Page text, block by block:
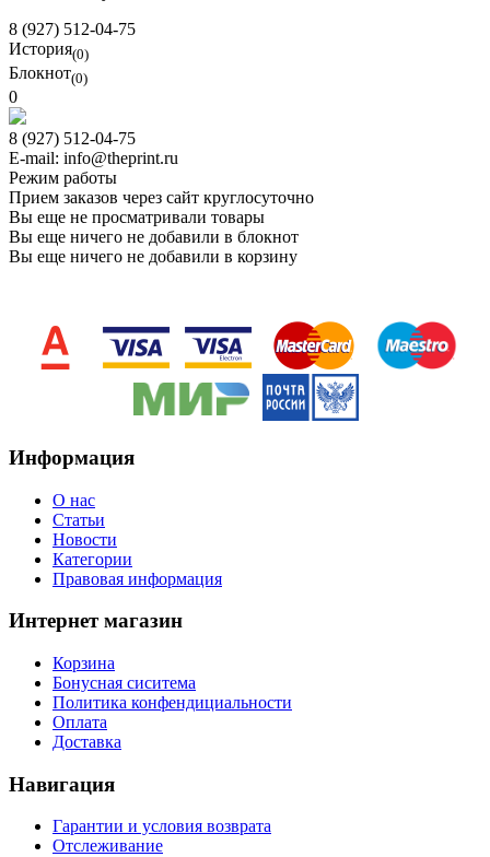
8 (927) 512-04-75
История(0)
Блокнот(0)
0
8 (927) 512-04-75
E-mail: info@theprint.ru
Режим работы
Прием заказов через сайт круглосуточно
Вы еще не просматривали товары
Вы еще ничего не добавили в блокнот
Вы еще ничего не добавили в корзину
Информация
O нас
Статьи
Новости
Категории
Правовая информация
Интернет магазин
Корзина
Бонусная сиситема
Политика конфендициальности
Оплата
Доставка
Навигация
Гарантии и условия возврата
Отслеживание